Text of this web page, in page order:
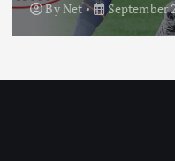
ByNet September